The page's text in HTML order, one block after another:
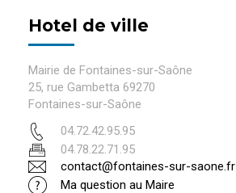
Hotel de ville
Mairie de Fontaines-sur-Saône
25, rue Gambetta 69270
Fontaines-sur-Saône
04.72.42.95.95
04.78.22.71.95
contact@fontaines-sur-saone.fr
Ma question au Maire